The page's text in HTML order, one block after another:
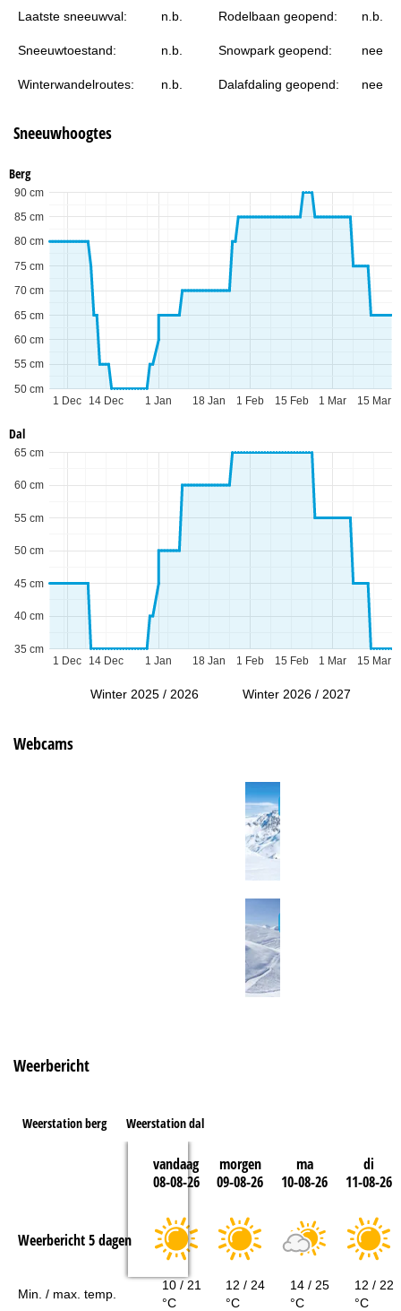
Laatste sneeuwval: n.b. Rodelbaan geopend: n.b.
Sneeuwtoestand: n.b. Snowpark geopend: nee
Winterwandelroutes: n.b. Dalafdaling geopend: nee
Sneeuwhoogtes
Berg
1 Dec 1 Jan 1 Feb 1 Mar
14 Dec 18 Jan 15 Feb 15 Mar
50 cm
55 cm
60 cm
65 cm
70 cm
75 cm
80 cm
85 cm
90 cm
Dal
1 Dec 1 Jan 1 Feb 1 Mar
14 Dec 18 Jan 15 Feb 15 Mar
35 cm
40 cm
45 cm
50 cm
55 cm
60 cm
65 cm
Winter 2025 / 2026 Winter 2026 / 2027
Webcams
Weerbericht
Weerstation berg Weerstation dal
vandaag
08-08-26
morgen
09-08-26
ma
10-08-26
di
11-08-26
Weerbericht 5 dagen
Min. / max. temp.
10 / 21
°C
12 / 24
°C
14 / 25
°C
12 / 22
°C